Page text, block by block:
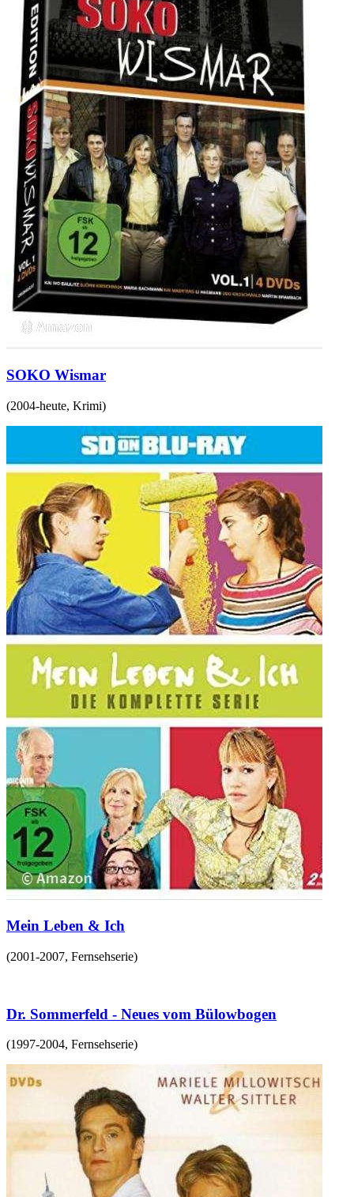
SOKO Wismar
(2004-heute, Krimi)
Mein Leben & Ich
(2001-2007, Fernsehserie)
Dr. Sommerfeld - Neues vom Bülowbogen
(1997-2004, Fernsehserie)